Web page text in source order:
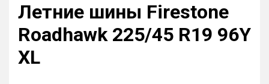
Летние шины Firestone
Roadhawk 225/45 R19 96Y
XL